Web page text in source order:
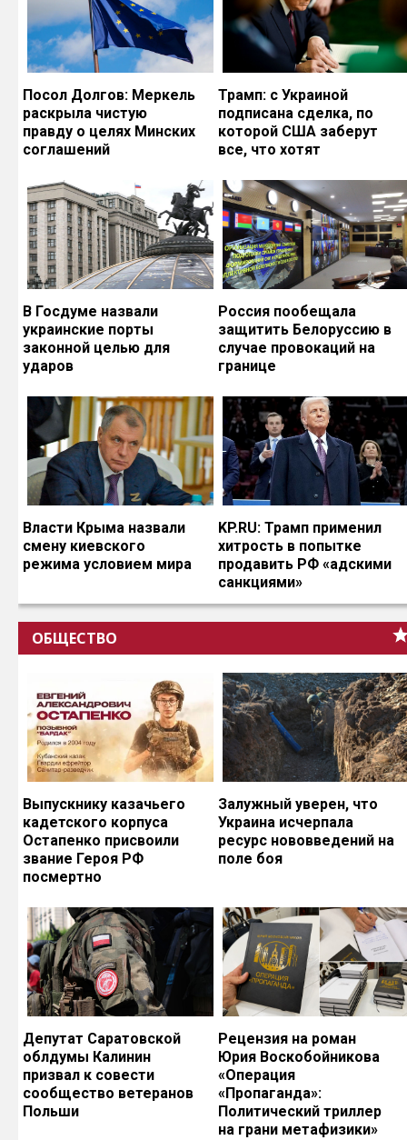
Посол Долгов: Меркель
раскрыла чистую
правду о целях Минских
соглашений
Трамп: с Украиной
подписана сделка, по
которой США заберут
все, что хотят
В Госдуме назвали
украинские порты
законной целью для
ударов
Россия пообещала
защитить Белоруссию в
случае провокаций на
границе
Власти Крыма назвали
смену киевского
режима условием мира
KP.RU: Трамп применил
хитрость в попытке
продавить РФ «адскими
санкциями»
ОБЩЕСТВО
Выпускнику казачьего
кадетского корпуса
Остапенко присвоили
звание Героя РФ
посмертно
Залужный уверен, что
Украина исчерпала
ресурс нововведений на
поле боя
Депутат Саратовской
облдумы Калинин
призвал к совести
сообщество ветеранов
Польши
Рецензия на роман
Юрия Воскобойникова
«Операция
«Пропаганда»:
Политический триллер
на грани метафизики»